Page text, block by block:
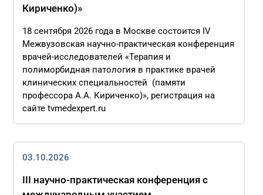
Кириченко)»
18 сентября 2026 года в Москве состоится IV
Межвузовская научно-практическая конференция
врачей-исследователей «Терапия и
полиморбидная патология в практике врачей
клинических специальностей (памяти
профессора А.А. Кириченко)», регистрация на
сайте tvmedexpert.ru
03.10.2026
III научно-практическая конференция с